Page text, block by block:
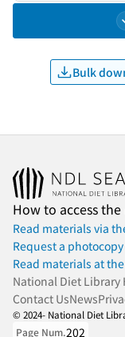
Bulk
How to access
Read materials via
Request a
Read materials at
National Diet Library
Contact UsNews
© 2024- National Diet
Page Num.202